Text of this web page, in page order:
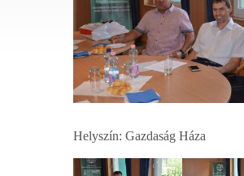
Helyszín: Gazdaság Háza